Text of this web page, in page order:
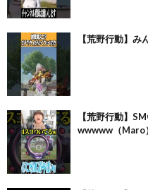
【荒野行動】み
【荒野行動】
wwwww（Maro）